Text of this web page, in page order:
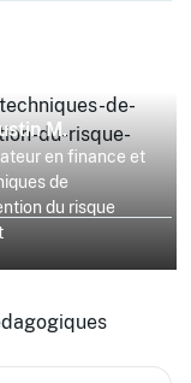
M.
en finance et
de
du risque